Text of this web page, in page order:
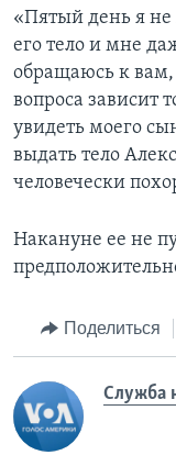
«Пятый день я не
его тело и мне
обращаюсь к
вопроса зависит
увидеть моего
выдать тело
человечески
Накануне ее не
Поделиться
Служба